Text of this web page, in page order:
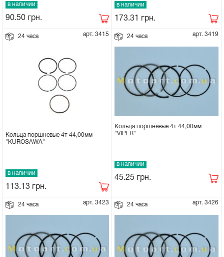
Сцепное устройство, шплинт
Прокладки на мотоблок
Свечи на мотоблок
Глушитель на мотоблок
мотоблок
в наличии
90.50 грн.
в наличии
173.31 грн.
24 часа арт. 3415
Кольца поршневые 4т 44,00мм
"KUROSAWA"
в наличии
113.13 грн.
24 часа арт. 3419
Кольца поршневые 4т 44,00мм
"VIPER"
в наличии
45.25 грн.
24 часа арт. 3423 24 часа арт. 3426